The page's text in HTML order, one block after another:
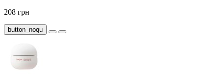
208 грн
button_noqu